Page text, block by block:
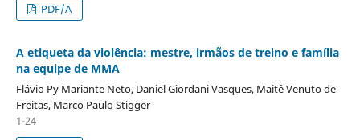
PDF/A
A etiqueta da violência: mestre, irmãos de treino e família
na equipe de MMA
Flávio Py Mariante Neto, Daniel Giordani Vasques, Maitê Venuto de
Freitas, Marco Paulo Stigger
1-24